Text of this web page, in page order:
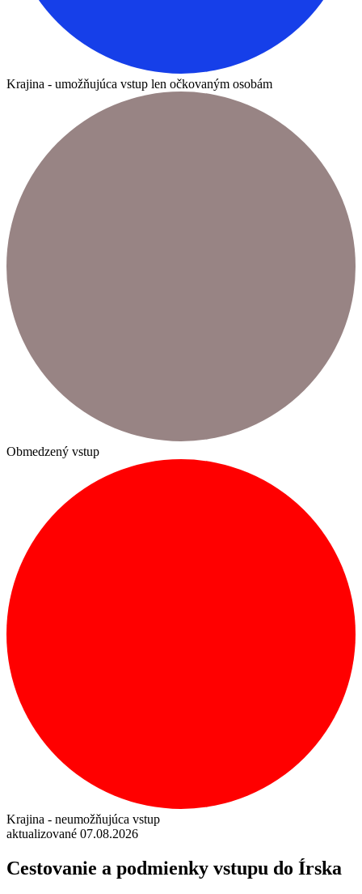
Krajina - umožňujúca vstup len očkovaným osobám
Obmedzený vstup
Krajina - neumožňujúca vstup
aktualizované 07.08.2026
Cestovanie a podmienky vstupu do Írska